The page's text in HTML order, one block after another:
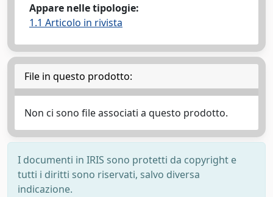
Appare nelle tipologie:
1.1 Articolo in rivista
File in questo prodotto:
Non ci sono file associati a questo prodotto.
I documenti in IRIS sono protetti da copyright e
tutti i diritti sono riservati, salvo diversa
indicazione.